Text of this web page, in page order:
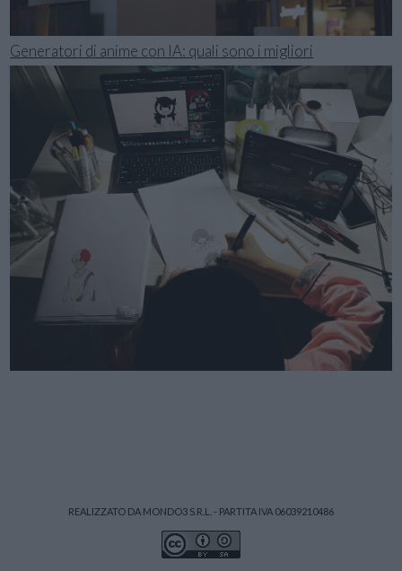
Generatori di anime con IA: quali sono i migliori
REALIZZATO DA MONDO3 S.R.L. - PARTITA IVA 06039210486